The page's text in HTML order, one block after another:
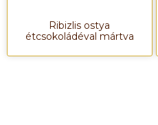
Ribizlis ostya
étcsokoládéval mártva